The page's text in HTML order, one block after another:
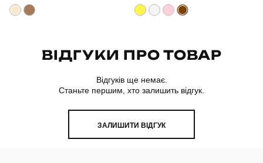
ВІДГУКИ ПРО ТОВАР
Відгуків ще немає.
Станьте першим, хто залишить відгук.
ЗАЛИШИТИ ВІДГУК